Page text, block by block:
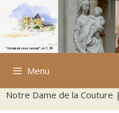
Aller
contenu
Menu
Notre Dame de la Couture |